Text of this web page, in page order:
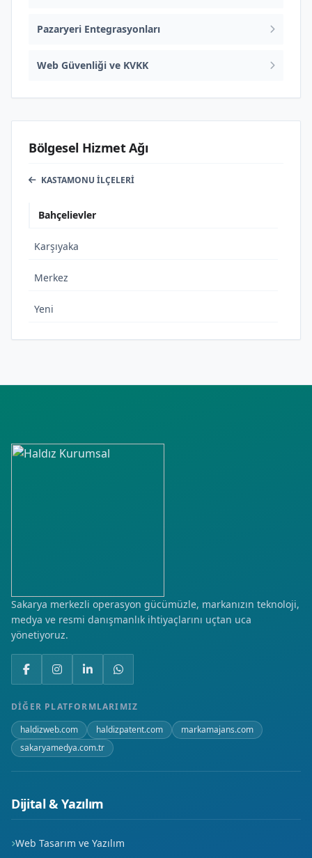
Pazaryeri Entegrasyonları
Web Güvenliği ve KVKK
Bölgesel Hizmet Ağı
KASTAMONU İLÇELERI
Bahçelievler
Karşıyaka
Merkez
Yeni
Sakarya merkezli operasyon gücümüzle, markanızın teknoloji,
medya ve resmi danışmanlık ihtiyaçlarını uçtan uca
yönetiyoruz.
DIĞER PLATFORMLARIMIZ
haldizweb.com
haldizpatent.com
markamajans.com
sakaryamedya.com.tr
Dijital & Yazılım
Web Tasarım ve Yazılım